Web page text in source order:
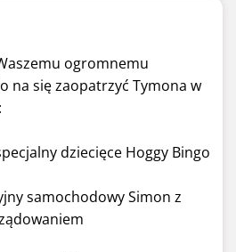
ogromnemu
na się zaopatrzyć Tymona w
dziecięce Hoggy Bingo
samochodowy Simon z